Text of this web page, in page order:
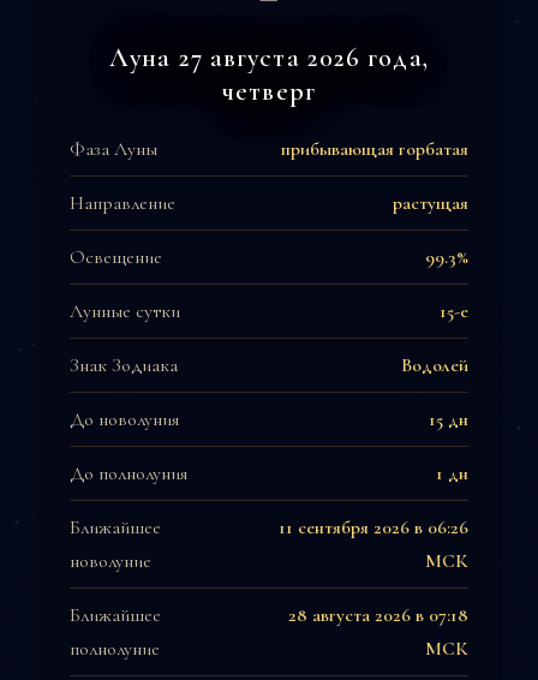
Луна 27 августа 2026 года,
четверг
Фаза Луны прибывающая горбатая
Направление растущая
Освещение 99.3%
Лунные сутки 15-е
Знак Зодиака Водолей
До новолуния 15 дн
До полнолуния 1 дн
Ближайшее
новолуние
11 сентября 2026 в 06:26
МСК
Ближайшее
полнолуние
28 августа 2026 в 07:18
МСК